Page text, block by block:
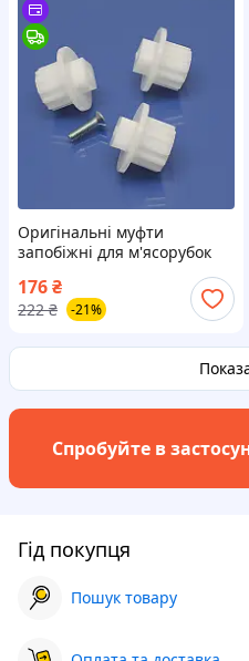
Оригінальні муфти
запобіжні для м'ясорубок
Zelmer 587, 687, 886, 887,
986, 987, MM1200, MM1000,
MM2000
176₴
222 ₴ -21%
Спробуйте в
Гід покупця
Пошук товару